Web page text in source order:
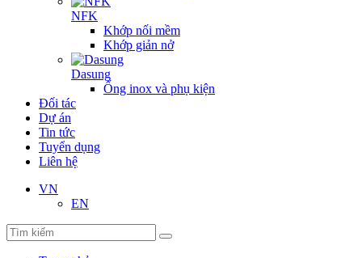
NFK
Khớp nối mềm
Khớp giản nở
Dasung
Ống inox và phụ kiện
Đối tác
Dự án
Tin tức
Tuyển dụng
Liên hệ
VN
EN